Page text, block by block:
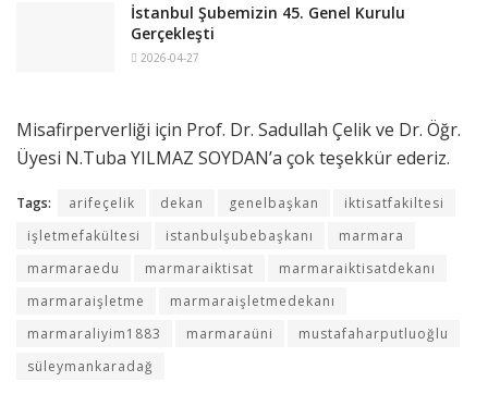
İstanbul Şubemizin 45. Genel Kurulu
Gerçekleşti
2026-04-27
Misafirperverliği için Prof. Dr. Sadullah Çelik ve Dr. Öğr.
Üyesi N.Tuba YILMAZ SOYDAN’a çok teşekkür ederiz.
Tags: arifeçelik dekan genelbaşkan
iktisatfakiltesi
işletmefakültesi
istanbulşubebaşkanı
marmara
marmaraedu
marmaraiktisat
marmaraiktisatdekanı
marmaraişletme
marmaraişletmedekanı
marmaraliyim1883
marmaraüni
mustafaharputluoğlu
süleymankaradağ